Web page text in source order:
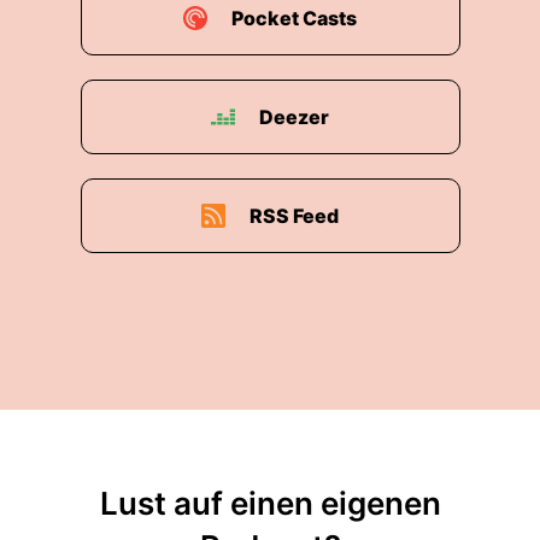
00:02:03: Wir sprechen über Infantinos
00:02:07: Und wir erinnern uns dabei ja – die
USA waren aus Sicht der FIFA lange kein Partner
sondern eher ein Problem spätestens nach der
WMP-Vergabe, und den Ermittlungen, die
danach ins Rollen.
00:02:26: Welche Szenarien da noch denkbar
Pocket Casts
Deezer
RSS Feed
Lust auf einen eigenen